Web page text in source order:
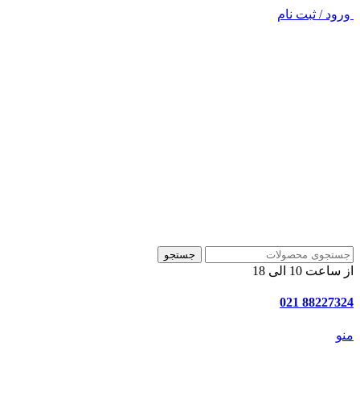
ورود / ثبت نام
جستجو
از ساعت 10 الی 18
88227324 021
منو